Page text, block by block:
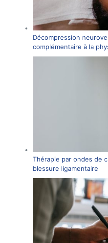
Décompression
complémentaire à la
Thérapie par ondes de
blessure ligamentaire